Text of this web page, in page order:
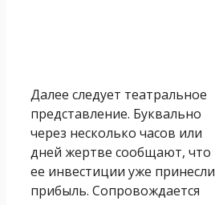
Далее следует театральное
представление. Буквально
через несколько часов или
дней жертве сообщают, что
ее инвестиции уже принесли
прибыль. Сопровождается